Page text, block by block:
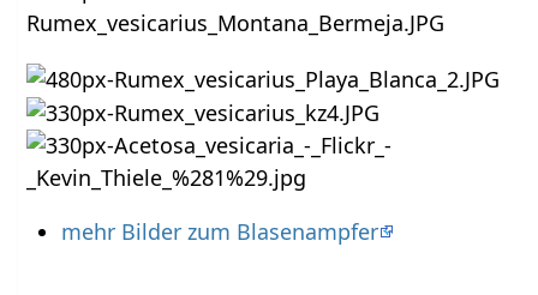
mehr Bilder zum Blasenampfer